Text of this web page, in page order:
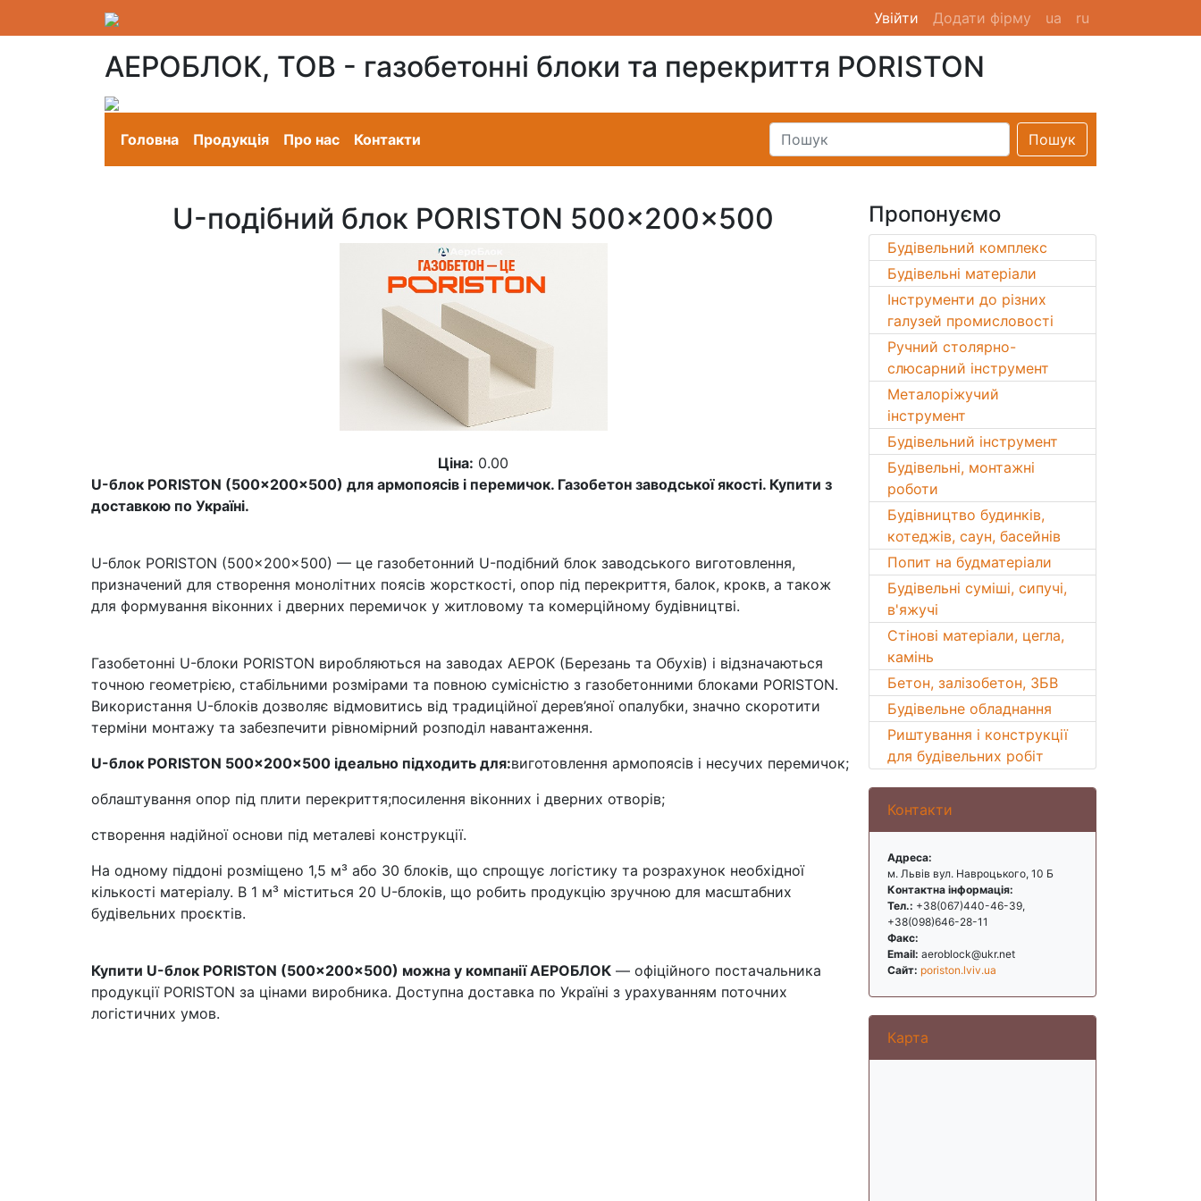
Увійти (current)
Додати фірму ua ru
АЕРОБЛОК, ТОВ - газобетонні блоки та перекриття PORISTON
Головна Продукція Про нас Контакти Пошук
U-подібний блок PORISTON 500×200×500
Ціна: 0.00
U-блок PORISTON (500×200×500) для армопоясів і перемичок. Газобетон заводської якості. Купити з
доставкою по Україні.
U-блок PORISTON (500×200×500) — це газобетонний U-подібний блок заводського виготовлення,
призначений для створення монолітних поясів жорсткості, опор під перекриття, балок, крокв, а також
для формування віконних і дверних перемичок у житловому та комерційному будівництві.
Газобетонні U-блоки PORISTON виробляються на заводах АЕРОК (Березань та Обухів) і відзначаються
точною геометрією, стабільними розмірами та повною сумісністю з газобетонними блоками PORISTON.
Використання U-блоків дозволяє відмовитись від традиційної дерев’яної опалубки, значно скоротити
терміни монтажу та забезпечити рівномірний розподіл навантаження.
U-блок PORISTON 500×200×500 ідеально підходить для:виготовлення армопоясів і несучих перемичок;
облаштування опор під плити перекриття;посилення віконних і дверних отворів;
створення надійної основи під металеві конструкції.
На одному піддоні розміщено 1,5 м³ або 30 блоків, що спрощує логістику та розрахунок необхідної
кількості матеріалу. В 1 м³ міститься 20 U-блоків, що робить продукцію зручною для масштабних
будівельних проєктів.
Купити U-блок PORISTON (500×200×500) можна у компанії АЕРОБЛОК — офіційного постачальника
продукції PORISTON за цінами виробника. Доступна доставка по Україні з урахуванням поточних
логістичних умов.
Пропонуємо
Будівельний комплекс
Будівельні матеріали
Інструменти до різних
галузей промисловості
Ручний столярно-
слюсарний інструмент
Металоріжучий
інструмент
Будівельний інструмент
Будівельні, монтажні
роботи
Будівництво будинків,
котеджів, саун, басейнів
Попит на будматеріали
Будівельні суміші, сипучі,
в'яжучі
Стінові матеріали, цегла,
камінь
Бетон, залізобетон, ЗБВ
Будівельне обладнання
Риштування і конструкції
для будівельних робіт
Контакти
Адреса:
м. Львів вул. Навроцького, 10 Б
Контактна інформація:
Тел.: +38(067)440-46-39,
+38(098)646-28-11
Факс:
Email: aeroblock@ukr.net
Сайт: poriston.lviv.ua
Карта